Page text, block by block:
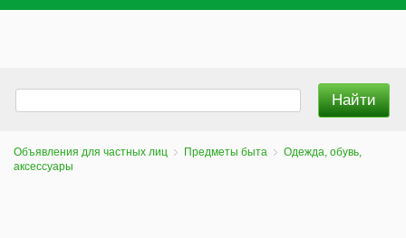
Объявления для частных лиц Предметы быта
Одежда, обувь,
аксессуары